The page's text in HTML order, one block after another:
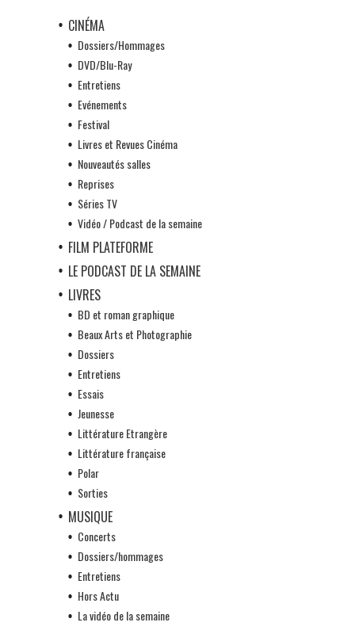
CINÉMA
Dossiers/Hommages
DVD/Blu-Ray
Entretiens
Evénements
Festival
Livres et Revues Cinéma
Nouveautés salles
Reprises
Séries TV
Vidéo / Podcast de la semaine
FILM PLATEFORME
LE PODCAST DE LA SEMAINE
LIVRES
BD et roman graphique
Beaux Arts et Photographie
Dossiers
Entretiens
Essais
Jeunesse
Littérature Etrangère
Littérature française
Polar
Sorties
MUSIQUE
Concerts
Dossiers/hommages
Entretiens
Hors Actu
La vidéo de la semaine